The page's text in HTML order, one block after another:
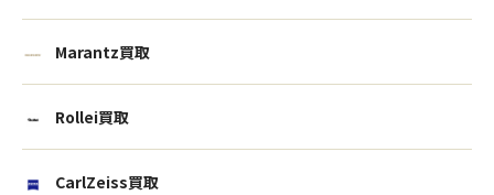
Marantz買取
Rollei買取
CarlZeiss買取